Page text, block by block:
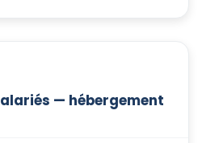
— hébergement